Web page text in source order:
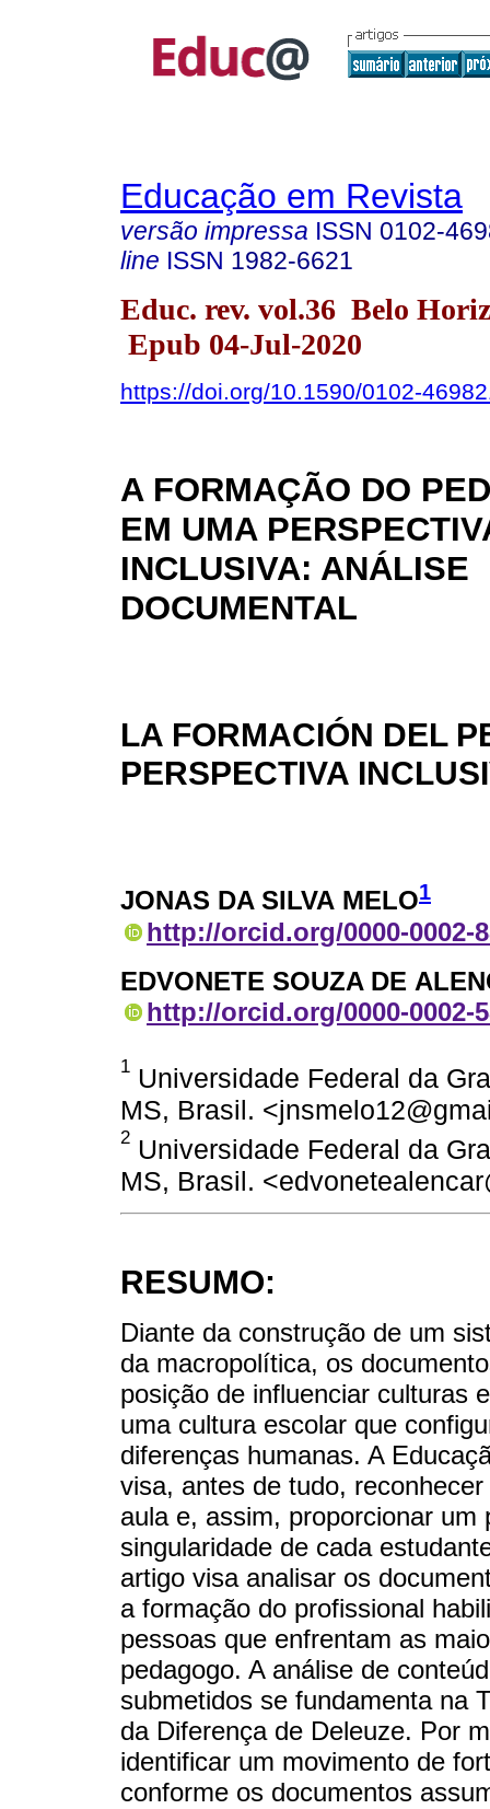
Educação em Revista
versão impressa ISSN 0102-
line ISSN 1982-6621
Educ. rev. vol.36 Belo
Epub 04-Jul-2020
https://doi.org/10.1590/0102-
A FORMAÇÃO DO
EM UMA
INCLUSIVA: ANÁLISE
DOCUMENTAL
LA FORMACIÓN DEL
PERSPECTIVA
JONAS DA SILVA MELO1
http://orcid.org/0000-0002-
EDVONETE SOUZA DE
http://orcid.org/0000-0002-
1 Universidade Federal da
MS, Brasil.
2 Universidade Federal da
MS, Brasil.
RESUMO:
Diante da construção de um
da macropolítica, os
posição de influenciar culturas
uma cultura escolar que
diferenças humanas. A
visa, antes de tudo,
aula e, assim, proporcionar
singularidade de cada
artigo visa analisar os
a formação do profissional
pessoas que enfrentam as
pedagogo. A análise de
submetidos se fundamenta na
da Diferença de Deleuze. Por
identificar um movimento de
conforme os documentos